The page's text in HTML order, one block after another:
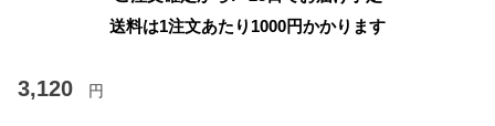
送料は1注文あたり 1000円かかります
3,120 円